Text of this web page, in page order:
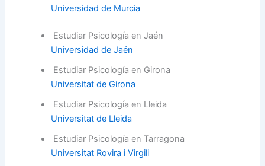
Universidad de Murcia
Estudiar Psicología en Jaén
Universidad de Jaén
Estudiar Psicología en Girona
Universitat de Girona
Estudiar Psicología en Lleida
Universitat de Lleida
Estudiar Psicología en Tarragona
Universitat Rovira i Virgili